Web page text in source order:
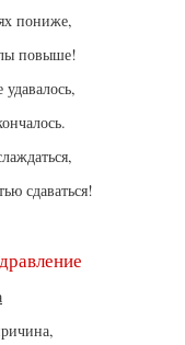
пониже,
повыше!
сдаваться!